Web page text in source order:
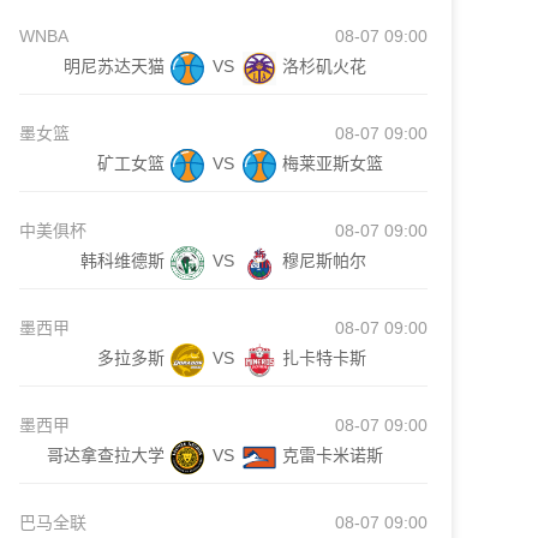
WNBA
08-07 09:00
明尼苏达天猫
VS 洛杉矶火花
墨女篮
08-07 09:00
矿工女篮
VS 梅莱亚斯女篮
中美俱杯
08-07 09:00
韩科维德斯
VS 穆尼斯帕尔
墨西甲
08-07 09:00
多拉多斯
VS 扎卡特卡斯
墨西甲
08-07 09:00
哥达拿查拉大学
VS 克雷卡米诺斯
巴马全联 08-07 09:00